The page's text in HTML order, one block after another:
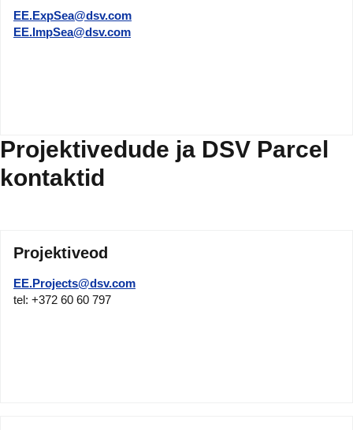
EE.ExpSea@dsv.com
EE.ImpSea@dsv.com
Projektivedude ja DSV Parcel
kontaktid
Projektiveod
EE.Projects@dsv.com
tel: +372 60 60 797